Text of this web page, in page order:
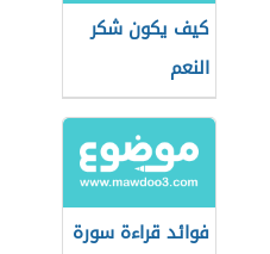
كيف يكون شكر
النعم
فوائد قراءة سورة